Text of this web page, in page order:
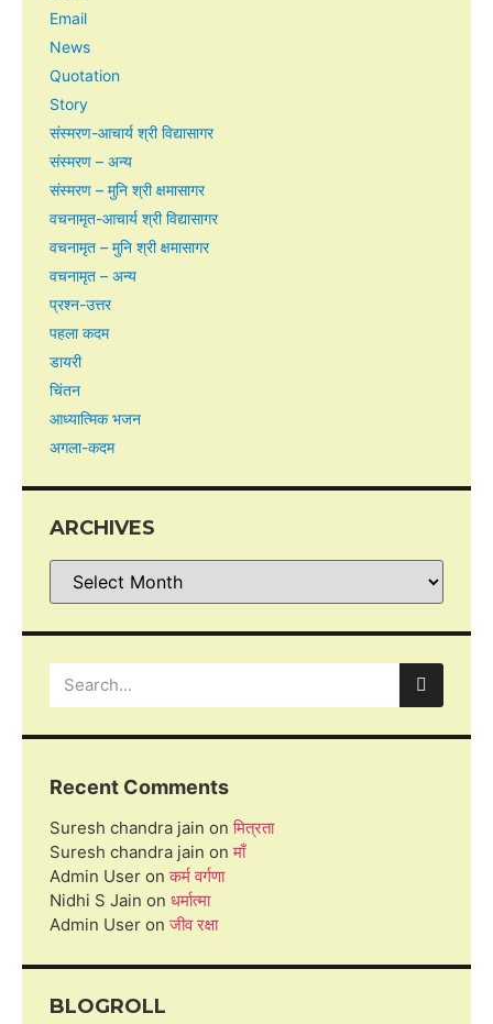
Email
News
Quotation
Story
संस्मरण-आचार्य श्री विद्यासागर
संस्मरण – अन्य
संस्मरण – मुनि श्री क्षमासागर
वचनामृत-आचार्य श्री विद्यासागर
वचनामृत – मुनि श्री क्षमासागर
वचनामृत – अन्य
प्रश्न-उत्तर
पहला कदम
डायरी
चिंतन
आध्यात्मिक भजन
अगला-कदम
ARCHIVES
Recent Comments
Suresh chandra jain onमित्रता
Suresh chandra jain onमाँ
Admin User onकर्म वर्गणा
Nidhi S Jain on धर्मात्मा
Admin User onजीव रक्षा
BLOGROLL